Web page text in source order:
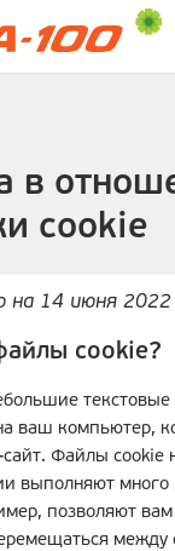
ЭСЧФ
в
cookie
на 14 июня 2022
cookie?
ваш компьютер,
Файлы cookie
выполняют много
позволяют вам
между